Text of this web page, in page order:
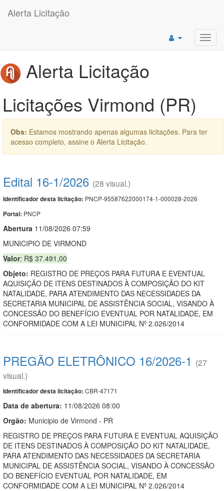
Alerta Licitação
Alerta Licitação
Licitações Virmond (PR)
Obs: Estamos mostrando apenas algumas licitações. Para ter
acesso completo, assine o Alerta Licitação.
Edital 16-1/2026 (28 visual.)
Identificador desta licitação: PNCP-95587622000174-1-000028-2026
Portal: PNCP
Abertura 11/08/2026 07:59
MUNICIPIO DE VIRMOND
Valor: R$ 37.491,00
Objeto: REGISTRO DE PREÇOS PARA FUTURA E EVENTUAL
AQUISIÇÃO DE ITENS DESTINADOS À COMPOSIÇÃO DO KIT
NATALIDADE, PARA ATENDIMENTO DAS NECESSIDADES DA
SECRETARIA MUNICIPAL DE ASSISTÊNCIA SOCIAL, VISANDO À
CONCESSÃO DO BENEFÍCIO EVENTUAL POR NATALIDADE, EM
CONFORMIDADE COM A LEI MUNICIPAL Nº 2.026/2014
PREGÃO ELETRÔNICO 16/2026-1 (27
visual.)
Identificador desta licitação: CBR-47171
Data de abertura: 11/08/2026 08:00
Orgão: Municipio de Virmond - PR
REGISTRO DE PREÇOS PARA FUTURA E EVENTUAL AQUISIÇÃO
DE ITENS DESTINADOS À COMPOSIÇÃO DO KIT NATALIDADE,
PARA ATENDIMENTO DAS NECESSIDADES DA SECRETARIA
MUNICIPAL DE ASSISTÊNCIA SOCIAL, VISANDO À CONCESSÃO
DO BENEFÍCIO EVENTUAL POR NATALIDADE, EM
CONFORMIDADE COM A LEI MUNICIPAL Nº 2.026/2014